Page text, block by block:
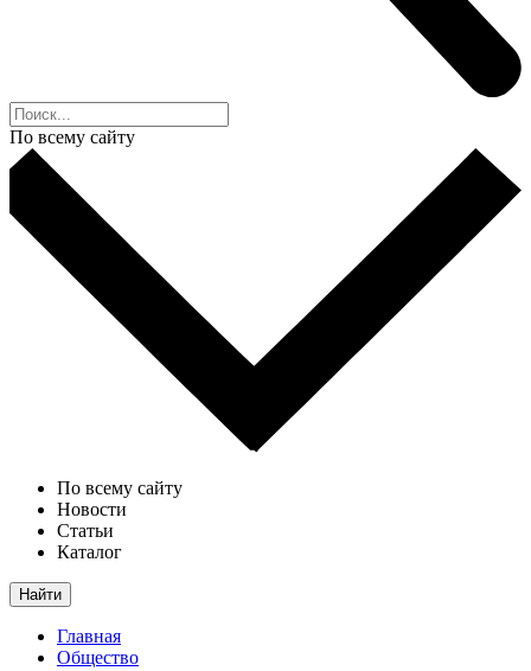
По всему сайту
По всему сайту
Новости
Статьи
Каталог
Найти
Главная
Общество